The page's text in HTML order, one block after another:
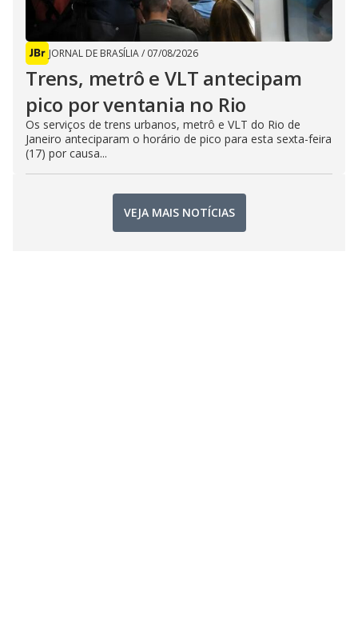
JORNAL DE BRASÍLIA/ 07/08/2026
Trens, metrô e VLT antecipam
pico por ventania no Rio
Os serviços de trens urbanos, metrô e VLT do Rio de
Janeiro anteciparam o horário de pico para esta sexta-feira
(17) por causa...
VEJA MAIS NOTÍCIAS